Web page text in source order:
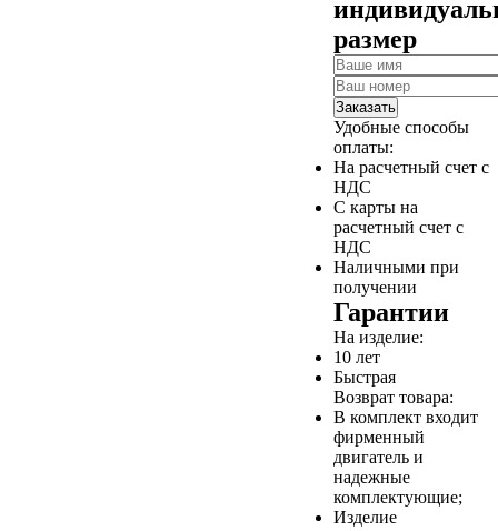
размер
Заказать
Удобные способы
оплаты:
На расчетный счет с
НДС
С карты на
расчетный счет с
НДС
Наличными при
получении
Гарантии
На изделие:
10 лет
Быстрая
Возврат товара:
В комплект входит
фирменный
двигатель и
надежные
комплектующие;
Изделие